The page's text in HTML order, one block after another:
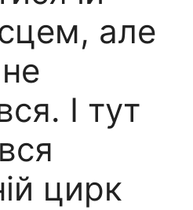
але
І тут
цирк